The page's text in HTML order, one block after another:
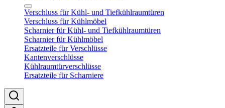
Verschluss für Kühl- und Tiefkühlraumtüren
Verschluss für Kühlmöbel
Scharnier für Kühl- und Tiefkühlraumtüren
Scharnier für Kühlmöbel
Ersatzteile für Verschlüsse
Kantenverschlüsse
Kühlraumtürverschlüsse
Ersatzteile für Scharniere